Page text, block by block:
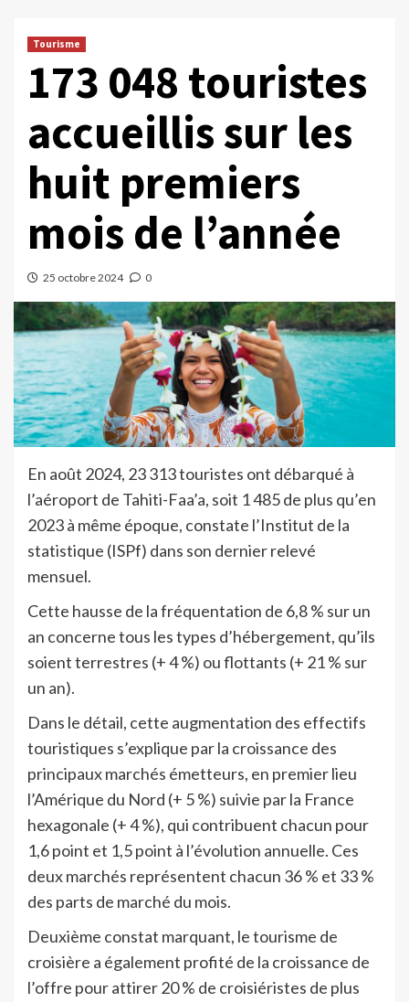
Tourisme
173 048 touristes
accueillis sur les
huit premiers
mois de l’année
25 octobre 2024 0
En août 2024, 23 313 touristes ont débarqué à
l’aéroport de Tahiti-Faa’a, soit 1 485 de plus qu’en
2023 à même époque, constate l’Institut de la
statistique (ISPf) dans son dernier relevé
mensuel.
Cette hausse de la fréquentation de 6,8 % sur un
an concerne tous les types d’hébergement, qu’ils
soient terrestres (+ 4 %) ou flottants (+ 21 % sur
un an).
Dans le détail, cette augmentation des effectifs
touristiques s’explique par la croissance des
principaux marchés émetteurs, en premier lieu
l’Amérique du Nord (+ 5 %) suivie par la France
hexagonale (+ 4 %), qui contribuent chacun pour
1,6 point et 1,5 point à l’évolution annuelle. Ces
deux marchés représentent chacun 36 % et 33 %
des parts de marché du mois.
Deuxième constat marquant, le tourisme de
croisière a également profité de la croissance de
l’offre pour attirer 20 % de croisiéristes de plus